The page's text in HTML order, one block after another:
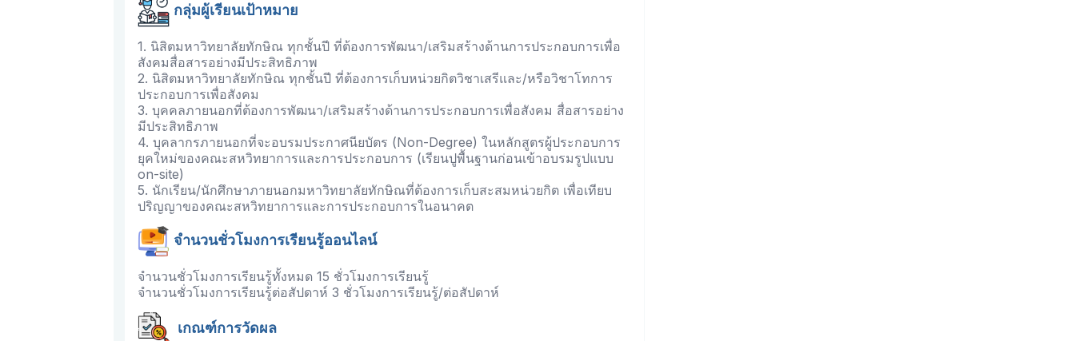
กลุ่มผู้เรียนเป้าหมาย
1. นิสิตมหาวิทยาลัยทักษิณ ทุกชั้นปี ที่ต้องการพัฒนา/เสริมสร้างด้านการประกอบการเพื่อ
สังคมสื่อสารอย่างมีประสิทธิภาพ
2. นิสิตมหาวิทยาลัยทักษิณ ทุกชั้นปี ที่ต้องการเก็บหน่วยกิตวิชาเสรีและ/หรือวิชาโทการ
ประกอบการเพื่อสังคม
3. บุคคลภายนอกที่ต้องการพัฒนา/เสริมสร้างด้านการประกอบการเพื่อสังคม สื่อสารอย่าง
มีประสิทธิภาพ
4. บุคลากรภายนอกที่จะอบรมประกาศนียบัตร (Non-Degree) ในหลักสูตรผู้ประกอบการ
ยุคใหม่ของคณะสหวิทยาการและการประกอบการ (เรียนปูพื้นฐานก่อนเข้าอบรมรูปแบบ
on-site)
5. นักเรียน/นักศึกษาภายนอกมหาวิทยาลัยทักษิณที่ต้องการเก็บสะสมหน่วยกิต เพื่อเทียบ
ปริญญาของคณะสหวิทยาการและการประกอบการในอนาคต
จำนวนชั่วโมงการเรียนรู้ออนไลน์
จำนวนชั่วโมงการเรียนรู้ทั้งหมด 15 ชั่วโมงการเรียนรู้
จำนวนชั่วโมงการเรียนรู้ต่อสัปดาห์ 3 ชั่วโมงการเรียนรู้/ต่อสัปดาห์
เกณฑ์การวัดผล